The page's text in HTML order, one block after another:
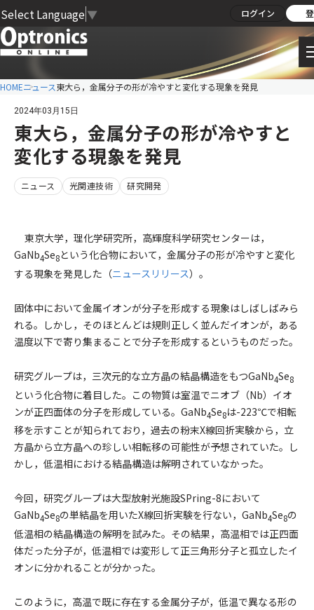
Select Language ▼ ログイン
HOMEニュース東大ら，金属分子の形が冷やすと変化する現象を発見
2024年03月15日
東大ら，金属分子の形が冷やすと
変化する現象を発見
ニュース 光関連技術 研究開発
東京大学，理化学研究所，高輝度科学研究センターは，
GaNb4Se8という化合物において，金属分子の形が冷やすと変化
する現象を発見した（ニュースリリース）。
固体中において金属イオンが分子を形成する現象はしばしばみら
れる。しかし，そのほとんどは規則正しく並んだイオンが，ある
温度以下で寄り集まることで分子を形成するというものだった。
研究グループは，三次元的な立方晶の結晶構造をもつGaNb4Se8
という化合物に着目した。この物質は室温でニオブ（Nb）イオ
ンが正四面体の分子を形成している。GaNb4Se8は-223℃で相転
移を示すことが知られており，過去の粉末X線回折実験から，立
方晶から立方晶への珍しい相転移の可能性が予想されていた。し
かし，低温相における結晶構造は解明されていなかった。
今回，研究グループは大型放射光施設SPring-8において
GaNb4Se8の単結晶を用いたX線回折実験を行ない，GaNb4Se8の
低温相の結晶構造の解明を試みた。その結果，高温相では正四面
体だった分子が，低温相では変形して正三角形分子と孤立したイ
オンに分かれることが分かった。
このように，高温で既に存在する金属分子が，低温で異なる形の